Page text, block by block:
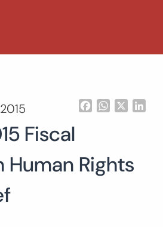
FacebookWhatsApp
Fiscal
Human Rights